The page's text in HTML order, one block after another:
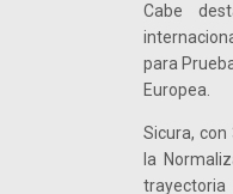
Cabe
para
Europea.
Sicura,
la